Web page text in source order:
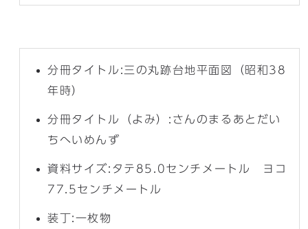
分冊タイトル:三の丸跡台地平面図（昭和38
年時）
分冊タイトル（よみ）:さんのまるあとだい
ちへいめんず
資料サイズ:タテ85.0センチメートル ヨコ
77.5センチメートル
装丁:一枚物